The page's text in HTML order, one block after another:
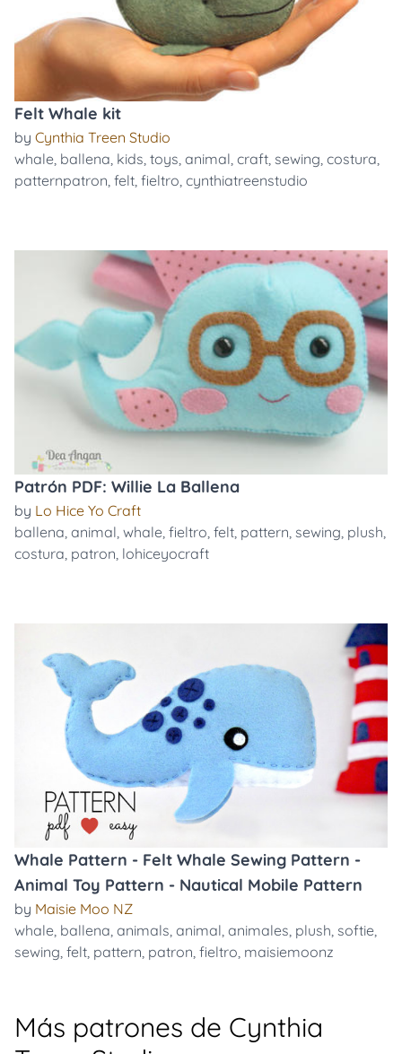
Felt Whale kit
by Cynthia Treen Studio
whale, ballena, kids, toys, animal, craft, sewing, costura,
patternpatron, felt, fieltro, cynthiatreenstudio
Patrón PDF: Willie La Ballena
by Lo Hice Yo Craft
ballena, animal, whale, fieltro, felt, pattern, sewing, plush,
costura, patron, lohiceyocraft
Whale Pattern - Felt Whale Sewing Pattern -
Animal Toy Pattern - Nautical Mobile Pattern
by Maisie Moo NZ
whale, ballena, animals, animal, animales, plush, softie,
sewing, felt, pattern, patron, fieltro, maisiemoonz
Más patrones de Cynthia